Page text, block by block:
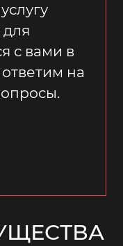
с вами в
на